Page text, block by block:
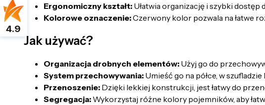
Ergonomiczny kształt: Ułatwia organizację i szybki
Kolorowe oznaczenie:Czerwony kolor pozwala na łatwe
Jak używać?
Organizacja drobnych elementów: Użyj go do
System przechowywania: Umieść go na półce, w
Przenoszenie: Dzięki lekkiej konstrukcji, jest łatwy do
Segregacja: Wykorzystaj różne kolory pojemników, aby
4.9